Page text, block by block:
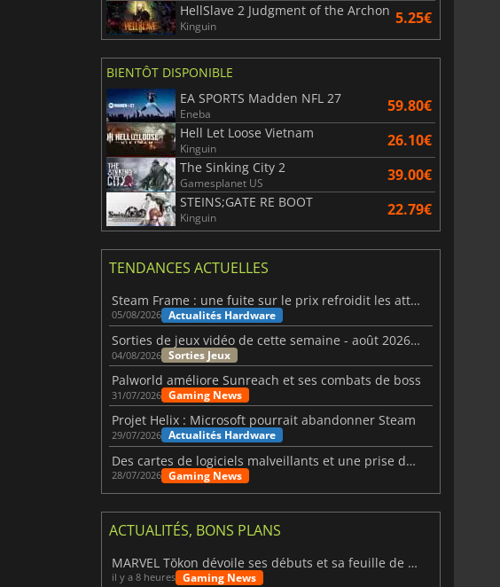
HellSlave 2 Judgment of the Archon
Kinguin 5.25€
BIENTÔT DISPONIBLE
EA SPORTS Madden NFL 27
Eneba 59.80€
Hell Let Loose Vietnam
Kinguin 26.10€
The Sinking City 2
Gamesplanet US 39.00€
STEINS;GATE RE BOOT
Kinguin 22.79€
TENDANCES ACTUELLES
Steam Frame : une fuite sur le prix refroidit les attentes VR
05/08/2026 Actualités Hardware
Sorties de jeux vidéo de cette semaine - août 2026 (semaine 32)
04/08/2026 Sorties Jeux
Palworld améliore Sunreach et ses combats de boss
31/07/2026 Gaming News
Projet Helix : Microsoft pourrait abandonner Steam
29/07/2026 Actualités Hardware
Des cartes de logiciels malveillants et une prise de contrôle de Discord ont touché Meccha Chameleon
28/07/2026 Gaming News
ACTUALITÉS, BONS PLANS
MARVEL Tōkon dévoile ses débuts et sa feuille de route
il y a 8 heures Gaming News